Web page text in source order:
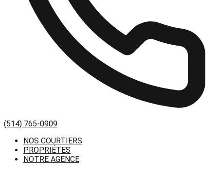
(514) 765-0909
NOS COURTIERS
PROPRIÉTES
NOTRE AGENCE